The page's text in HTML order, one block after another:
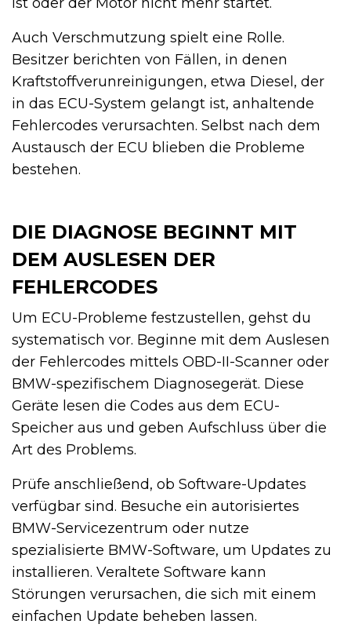
Auch Verschmutzung spielt eine Rolle.
Besitzer berichten von Fällen, in denen
Kraftstoffverunreinigungen, etwa Diesel, der
in das ECU-System gelangt ist, anhaltende
Fehlercodes verursachten. Selbst nach dem
Austausch der ECU blieben die Probleme
bestehen.
DIE DIAGNOSE BEGINNT MIT
DEM AUSLESEN DER
FEHLERCODES
Um ECU-Probleme festzustellen, gehst du
systematisch vor. Beginne mit dem Auslesen
der Fehlercodes mittels OBD-II-Scanner oder
BMW-spezifischem Diagnosegerät. Diese
Geräte lesen die Codes aus dem ECU-
Speicher aus und geben Aufschluss über die
Art des Problems.
Prüfe anschließend, ob Software-Updates
verfügbar sind. Besuche ein autorisiertes
BMW-Servicezentrum oder nutze
spezialisierte BMW-Software, um Updates zu
installieren. Veraltete Software kann
Störungen verursachen, die sich mit einem
einfachen Update beheben lassen.